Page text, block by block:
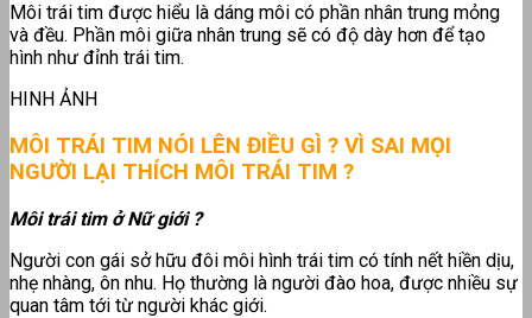
Môi trái tim được hiểu là dáng môi có phần nhân trung mỏng
và đều. Phần môi giữa nhân trung sẽ có độ dày hơn để tạo
hình như đỉnh trái tim.
HINH ẢNH
MÔI TRÁI TIM NÓI LÊN ĐIỀU GÌ ? VÌ SAI MỌI
NGƯỜI LẠI THÍCH MÔI TRÁI TIM ?
Môi trái tim ở Nữ giới ?
Người con gái sở hữu đôi môi hình trái tim có tính nết hiền dịu,
nhẹ nhàng, ôn nhu. Họ thường là người đào hoa, được nhiều sự
quan tâm tới từ người khác giới.